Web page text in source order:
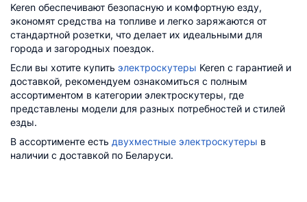
Keren обеспечивают безопасную и комфортную езду,
экономят средства на топливе и легко заряжаются от
стандартной розетки, что делает их идеальными для
города и загородных поездок.
Если вы хотите купить электроскутеры Keren с гарантией и
доставкой, рекомендуем ознакомиться с полным
ассортиментом в категории электроскутеры, где
представлены модели для разных потребностей и стилей
езды.
В ассортименте есть двухместные электроскутеры в
наличии с доставкой по Беларуси.